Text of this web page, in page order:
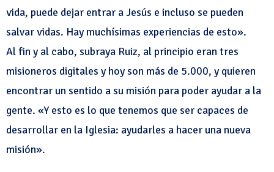
vida, puede dejar entrar a Jesús e incluso se pueden
salvar vidas. Hay muchísimas experiencias de esto».
Al fin y al cabo, subraya Ruiz, al principio eran tres
misioneros digitales y hoy son más de 5.000, y quieren
encontrar un sentido a su misión para poder ayudar a la
gente. «Y esto es lo que tenemos que ser capaces de
desarrollar en la Iglesia: ayudarles a hacer una nueva
misión».